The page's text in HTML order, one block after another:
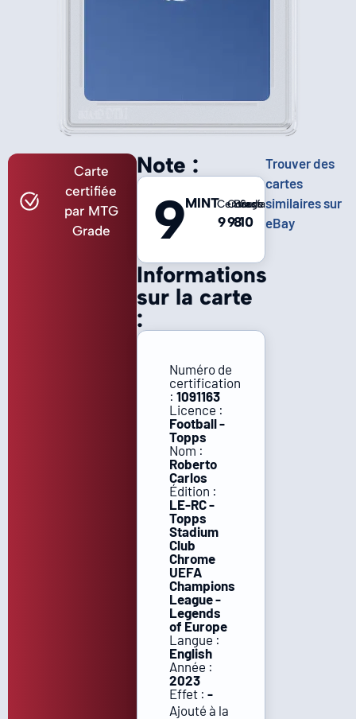
Carte
certifiée
par MTG
Grade
Informations
sur la carte
:
Numéro de
certification
: 1091163
Licence :
Football -
Topps
Nom :
Roberto
Carlos
Édition :
LE-RC -
Topps
Stadium
Club
Chrome
UEFA
Champions
League -
Legends
of Europe
Langue :
English
Année :
2023
Effet : -
Ajouté à la
Note :
9MINTCentrage
9
Coins
9
Bords
8
Surface
10
Trouver des
cartes
similaires sur
eBay